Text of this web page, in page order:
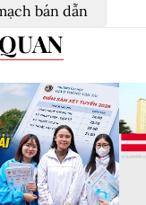
bán dẫn